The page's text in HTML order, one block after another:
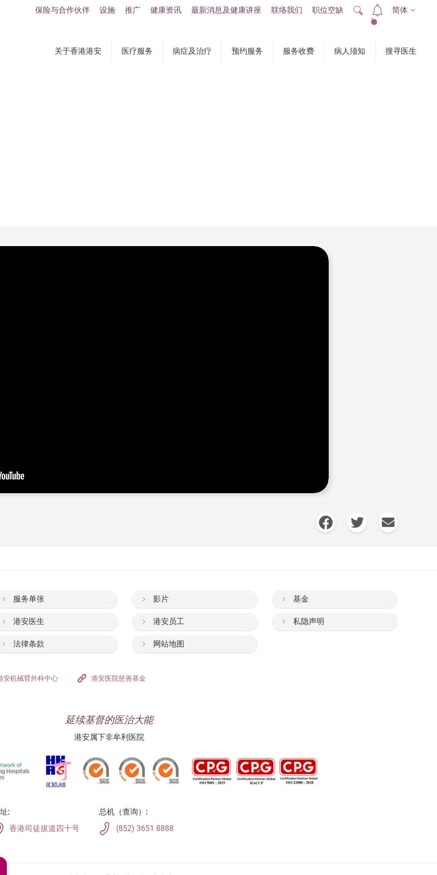
关于香港港安 医疗服务 病症及治疗 预约服务 服务收费 病人须知 搜寻医生
保险与合作伙伴 设施 推广 健康资讯 最新消息及健康讲座 联络我们 职位空缺
2
简体
服务单张 影片 基金
港安医生 港安员工 私隐声明
法律条款 网站地图
安机械臂外科中心 港安医院慈善基金
延续基督的医治大能
港安属下非牟利医院
:
香港司徒拔道四十号
总机（查询）:
(852) 3651 8888